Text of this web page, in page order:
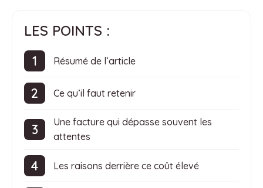
LES POINTS :
Résumé de l’article
Ce qu’il faut retenir
Une facture qui dépasse souvent les
attentes
Les raisons derrière ce coût élevé